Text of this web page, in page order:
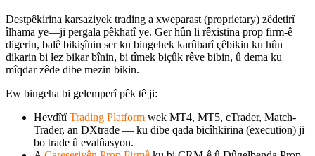
Destpêkirina karsaziyek trading a xweparast (proprietary) zêdetirî
îlhama ye—ji pergala pêkhatî ye. Ger hûn li rêxistina prop firm-ê
digerin, balê bikişînin ser ku bingehek karûbarî çêbikin ku hûn
dikarin bi lez bikar bînin, bi tîmek biçûk rêve bibin, û dema ku
mîqdar zêde dibe mezin bikin.
Ew bingeha bi gelemperî pêk tê ji:
HevdîtîTrading Platform wek MT4, MT5, cTrader, Match-
Trader, an DXtrade — ku dibe qada bicîhkirina (execution) ji
bo trade û evalûasyon.